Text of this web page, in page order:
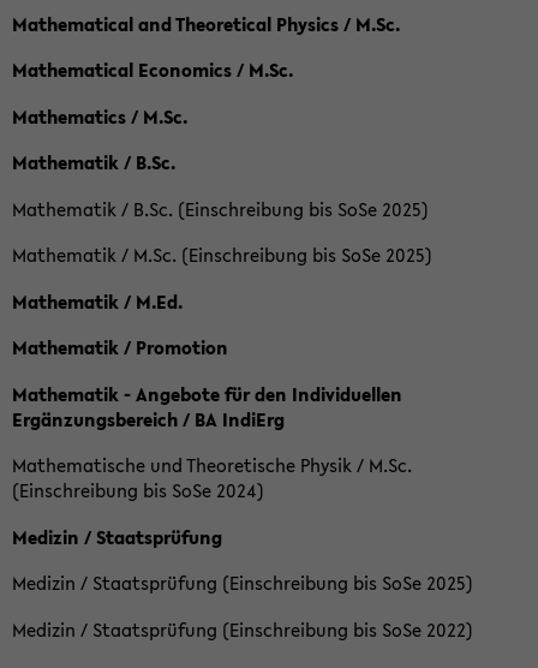
Mathematical and Theoretical Physics / M.Sc.
Mathematical Economics / M.Sc.
Mathematics / M.Sc.
Mathematik / B.Sc.
Mathematik / B.Sc. (Einschreibung bis SoSe 2025)
Mathematik / M.Sc. (Einschreibung bis SoSe 2025)
Mathematik / M.Ed.
Mathematik / Promotion
Mathematik - Angebote für den Individuellen
Ergänzungsbereich / BA IndiErg
Mathematische und Theoretische Physik / M.Sc.
(Einschreibung bis SoSe 2024)
Medizin / Staatsprüfung
Medizin / Staatsprüfung (Einschreibung bis SoSe 2025)
Medizin / Staatsprüfung (Einschreibung bis SoSe 2022)